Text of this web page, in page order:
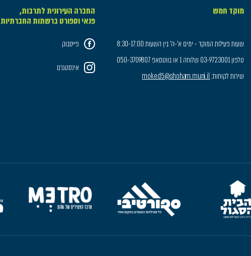
מוקד חמש
שעות פעילות המוקד - ימים א'-ה' בין השעות 8:30-17:00
טלפון 03-9723001 שלוחה 1 או בווטסאפ 050-3709807
שירות לקוחות:moked5@shoham.muni.il
החברה העירונית לתרבות,
פנאי וספורט ברשתות החברתיות
פייסבוק
אינסטגרם